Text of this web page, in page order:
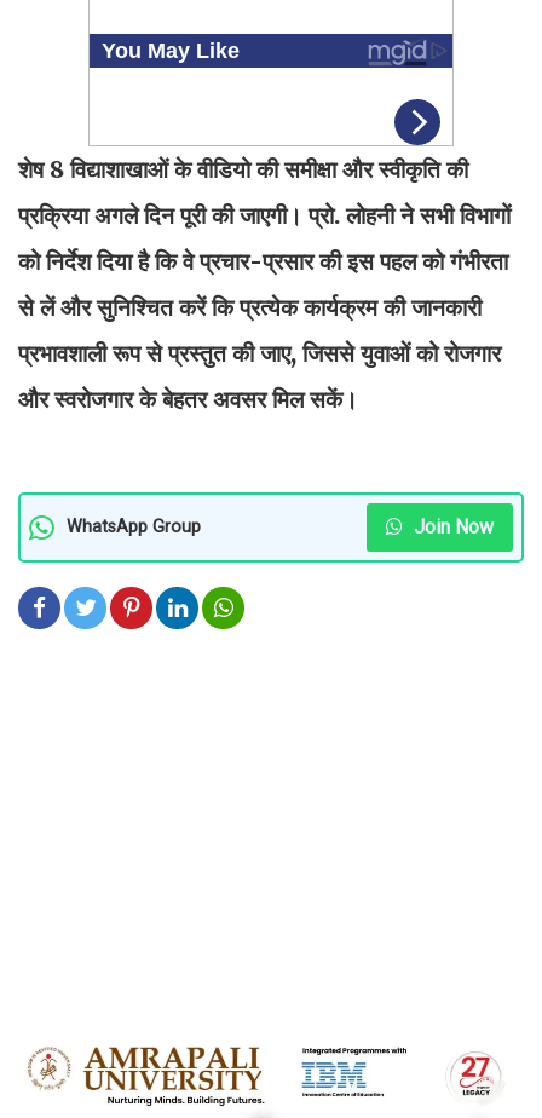
शेष 8 विद्याशाखाओं के वीडियो की समीक्षा और स्वीकृति की
प्रक्रिया अगले दिन पूरी की जाएगी। प्रो. लोहनी ने सभी विभागों
को निर्देश दिया है कि वे प्रचार-प्रसार की इस पहल को गंभीरता
से लें और सुनिश्चित करें कि प्रत्येक कार्यक्रम की जानकारी
प्रभावशाली रूप से प्रस्तुत की जाए, जिससे युवाओं को रोजगार
और स्वरोजगार के बेहतर अवसर मिल सकें।
WhatsApp Group Join Now